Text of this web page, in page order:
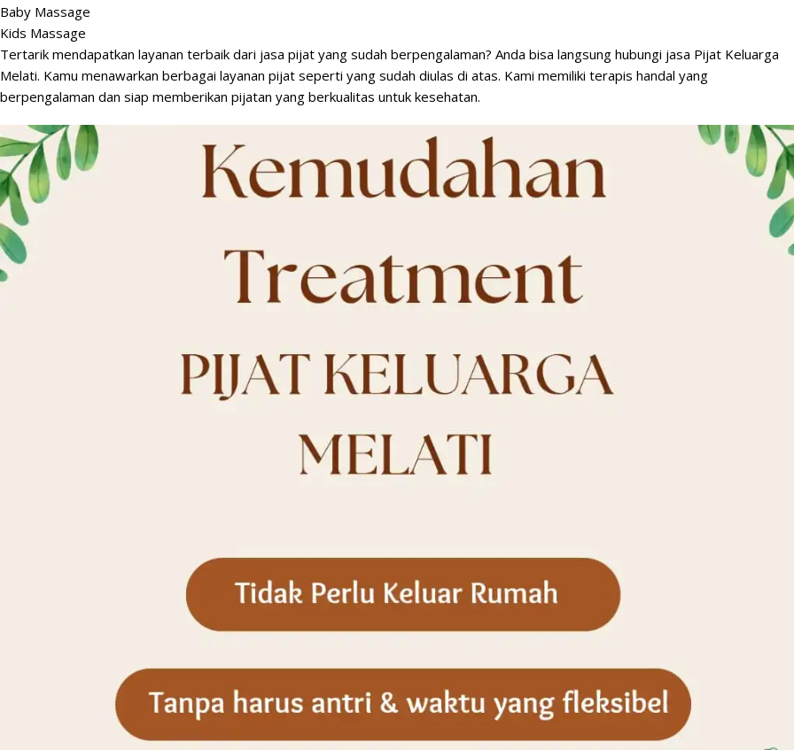
Baby Massage
Kids Massage
Tertarik mendapatkan layanan terbaik dari jasa pijat yang sudah berpengalaman? Anda bisa langsung hubungi jasa Pijat Keluarga
Melati. Kamu menawarkan berbagai layanan pijat seperti yang sudah diulas di atas. Kami memiliki terapis handal yang
berpengalaman dan siap memberikan pijatan yang berkualitas untuk kesehatan.